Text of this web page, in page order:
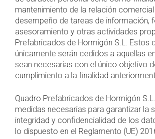
mantenimiento de la relación comercial
desempeño de tareas de información,
asesoramiento y otras actividades
Prefabricados de Hormigón S.L. Estos
únicamente serán cedidos a aquellas
sean necesarias con el único objetivo
cumplimiento a la finalidad
Quadro Prefabricados de Hormigón
medidas necesarias para garantizar la
integridad y confidencialidad de los
lo dispuesto en el Reglamento (UE)